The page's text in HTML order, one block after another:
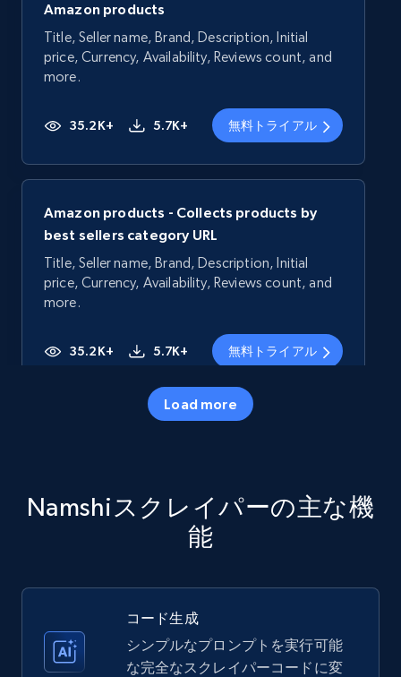
Amazon products
Title, Seller name, Brand, Description, Initial
price, Currency, Availability, Reviews count, and
more.
35.2K+ 5.7K+ 無料トライアル
Amazon products - Collects products by
best sellers category URL
Title, Seller name, Brand, Description, Initial
price, Currency, Availability, Reviews count, and
more.
35.2K+ 5.7K+ 無料トライアル
price, Currency, Availability, Reviews count, and
Amazon products - Collects products by
Load more
Namshiスクレイパーの主な機
能
コード生成
シンプルなプロンプトを実行可能
な完全なスクレイパーコードに変